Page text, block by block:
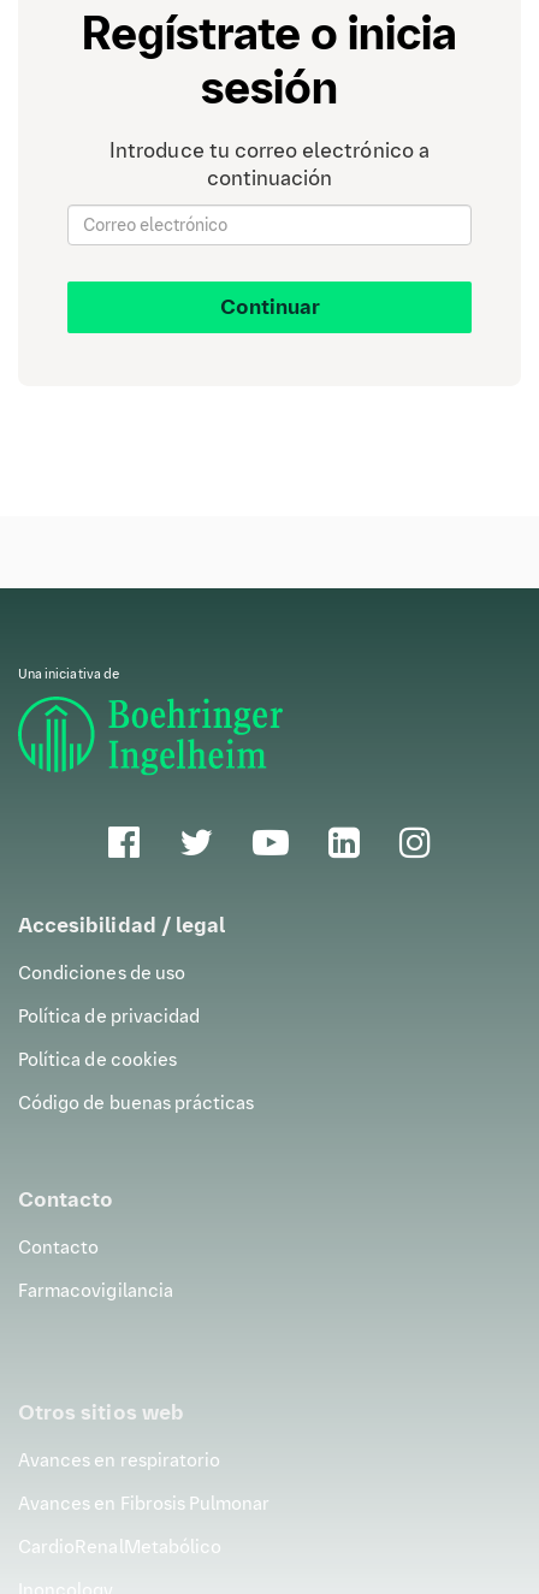
Regístrate o inicia
sesión
Introduce tu correo electrónico a
continuación
Continuar
Una iniciativa de
Accesibilidad / legal
Condiciones de uso
Política de privacidad
Política de cookies
Código de buenas prácticas
Contacto
Contacto
Farmacovigilancia
Otros sitios web
Avances en respiratorio
Avances en Fibrosis Pulmonar
CardioRenalMetabólico